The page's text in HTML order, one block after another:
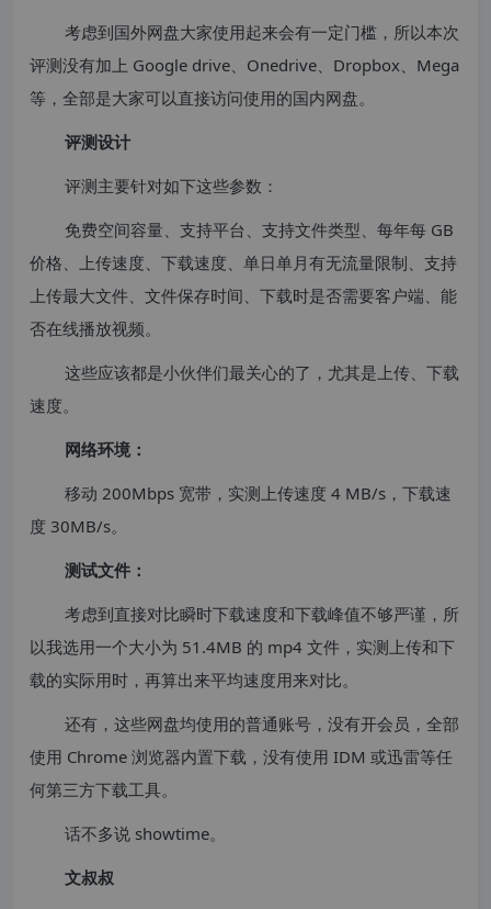
考虑到国外网盘大家使用起来会有一定门槛，所以本次
评测没有加上 Google drive、Onedrive、Dropbox、Mega
等，全部是大家可以直接访问使用的国内网盘。
评测设计
评测主要针对如下这些参数：
免费空间容量、支持平台、支持文件类型、每年每 GB
价格、上传速度、下载速度、单日单月有无流量限制、支持
上传最大文件、文件保存时间、下载时是否需要客户端、能
否在线播放视频。
这些应该都是小伙伴们最关心的了，尤其是上传、下载
速度。
网络环境：
移动 200Mbps 宽带，实测上传速度 4 MB/s，下载速
度 30MB/s。
测试文件：
考虑到直接对比瞬时下载速度和下载峰值不够严谨，所
以我选用一个大小为 51.4MB 的 mp4 文件，实测上传和下
载的实际用时，再算出来平均速度用来对比。
还有，这些网盘均使用的普通账号，没有开会员，全部
使用 Chrome 浏览器内置下载，没有使用 IDM 或迅雷等任
何第三方下载工具。
话不多说 showtime。
文叔叔